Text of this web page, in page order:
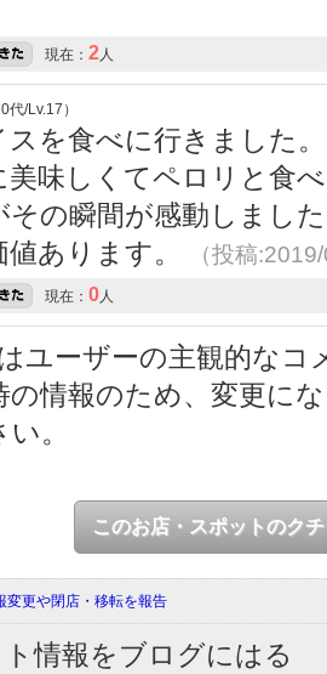
現在： 2人
/Lv.17）
スを食べに行きました
美味しくてペロリと食
の瞬間が感動しまし
あります。
（投稿
現在： 0人
ユーザーの主観的なコ
の情報のため、変更に
。
このお店・スポットのク
変更や閉店・移転を報告
情報をブログにはる